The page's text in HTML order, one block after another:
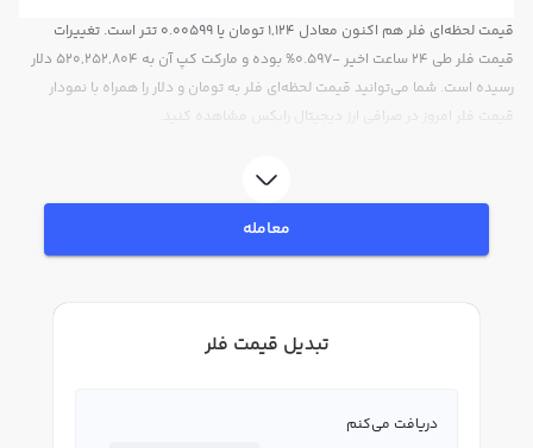
قیمت لحظه‌ای فلر هم اکنون معادل 1,124 تومان یا 0.00599 تتر است. تغییرات
قیمت فلر طی 24 ساعت اخیر -0.597% بوده و مارکت کپ آن به 520,252,804 دلار
رسیده است. شما می‌توانید قیمت لحظه‌ای فلر به تومان و دلار را همراه با نمودار
قیمت فلر امروز در صرافی ارز دیجیتال رابکس مشاهده کنید.
معامله
تبدیل قیمت فلر
دریافت می‌کنم